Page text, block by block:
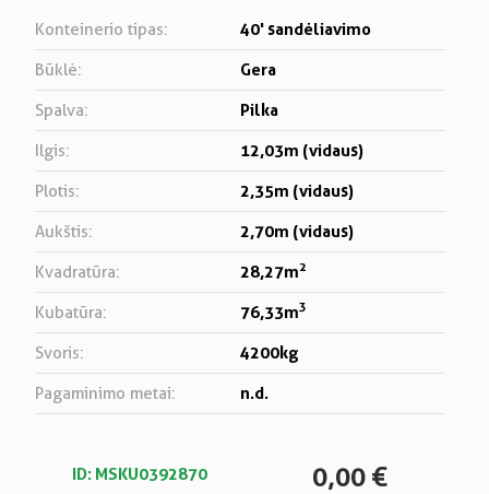
Konteinerio tipas: 40' sandėliavimo
Būklė: Gera
Spalva: Pilka
Ilgis: 12,03m (vidaus)
Plotis: 2,35m (vidaus)
Aukštis: 2,70m (vidaus)
Kvadratūra: 28,27m2
Kubatūra: 76,33m3
Svoris: 4200kg
Pagaminimo metai: n.d.
ID: MSKU0392870 0,00 €